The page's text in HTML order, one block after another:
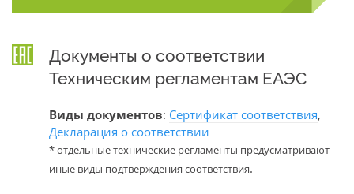
Документы о соответствии
Техническим регламентам ЕАЭС
Виды документов: Сертификат соответствия,
Декларация о соответствии
* отдельные технические регламенты предусматривают
иные виды подтверждения соответствия.